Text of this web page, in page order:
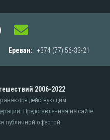
Ереван: +374 (77) 56-33-21
2006-2022
действующим
Представленная на сайте
публичной офертой.